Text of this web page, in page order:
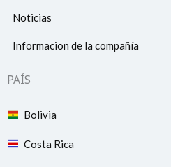
Noticias
Informacion de la compañía
PAÍS
Bolivia
Costa Rica